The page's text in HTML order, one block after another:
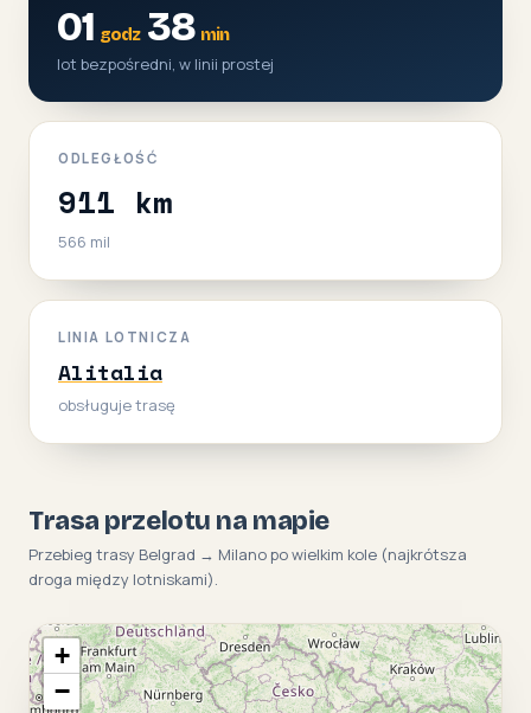
01 godz38 min
lot bezpośredni, w linii prostej
ODLEGŁOŚĆ
911 km
566 mil
LINIA LOTNICZA
Alitalia
obsługuje trasę
Trasa przelotu na mapie
Przebieg trasy Belgrad → Milano po wielkim kole (najkrótsza
droga między lotniskami).
+
−